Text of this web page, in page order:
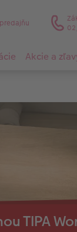
Akcie a
TIPA